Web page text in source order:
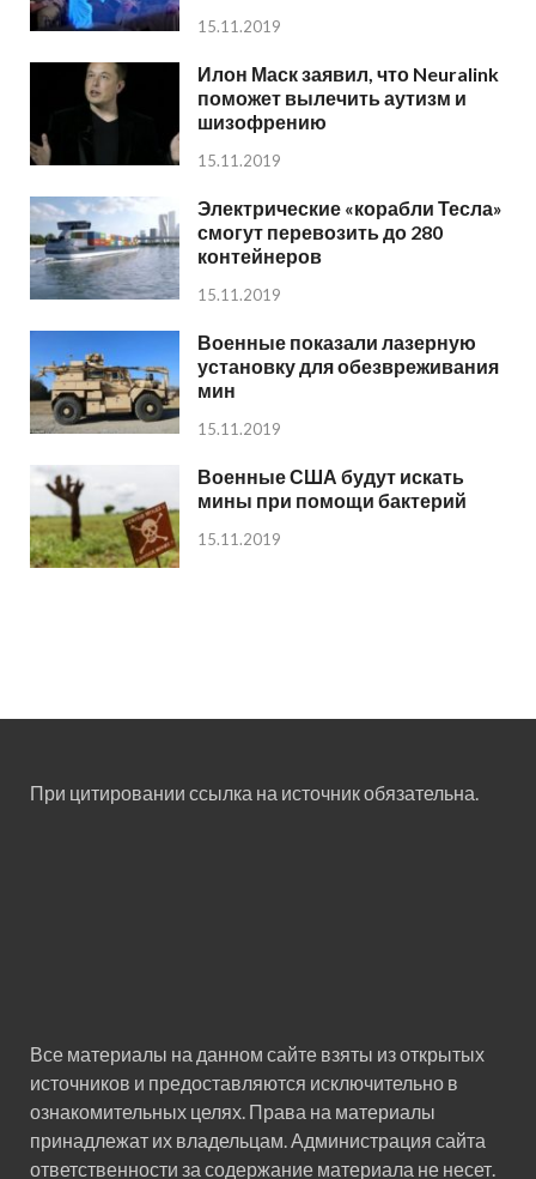
15.11.2019
Илон Маск заявил, что Neuralink
поможет вылечить аутизм и
шизофрению
15.11.2019
Электрические «корабли Тесла»
смогут перевозить до 280
контейнеров
15.11.2019
Военные показали лазерную
установку для обезвреживания
мин
15.11.2019
Военные США будут искать
мины при помощи бактерий
15.11.2019
При цитировании ссылка на источник обязательна.
Все материалы на данном сайте взяты из открытых
источников и предоставляются исключительно в
ознакомительных целях. Права на материалы
принадлежат их владельцам. Администрация сайта
ответственности за содержание материала не несет.